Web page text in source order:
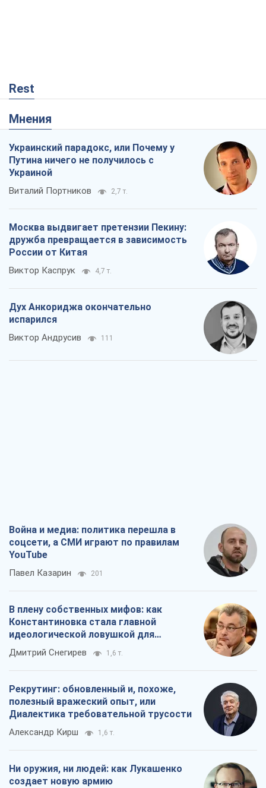
Rest
Мнения
Украинский парадокс, или Почему у
Путина ничего не получилось с
Украиной
Виталий Портников 2,7 т.
Москва выдвигает претензии Пекину:
дружба превращается в зависимость
России от Китая
Виктор Каспрук 4,7 т.
Дух Анкориджа окончательно
испарился
Виктор Андрусив 111
Война и медиа: политика перешла в
соцсети, а СМИ играют по правилам
YouTube
Павел Казарин 201
В плену собственных мифов: как
Константиновка стала главной
идеологической ловушкой для
российских оккупантов
Дмитрий Снегирев 1,6 т.
Рекрутинг: обновленный и, похоже,
полезный вражеский опыт, или
Диалектика требовательной трусости
Александр Кирш 1,6 т.
Ни оружия, ни людей: как Лукашенко
создает новую армию